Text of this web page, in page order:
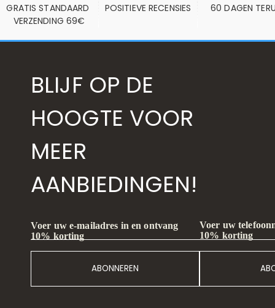
GRATIS STANDAARD
VERZENDING 69€
POSITIEVE RECENSIES 60 DAGEN
BLIJF OP DE
HOOGTE VOOR
MEER
AANBIEDINGEN!
Voer uw e-mailadres in en ontvang
10% korting
ABONNEREN
Voer uw
10% korting